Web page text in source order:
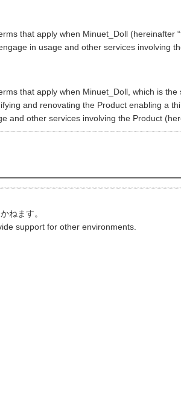
that apply when Minuet_Doll
in usage and other services involving
that apply when Minuet_Doll, which is
and renovating the Product enabling a
and other services involving the Product
ねます。
support for other environments.